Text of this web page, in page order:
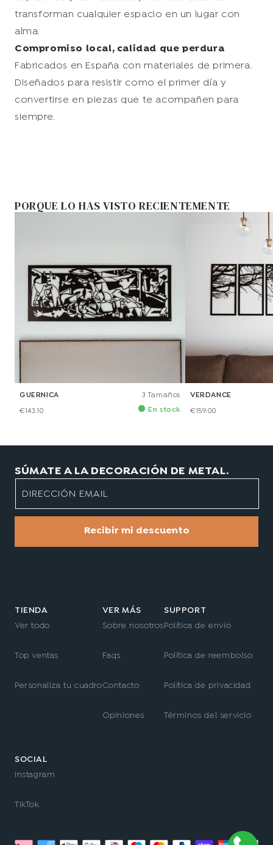
transforman cualquier espacio en un lugar con
alma.
Compromiso local, calidad que perdura
Fabricados en España con materiales de primera.
Diseñados para resistir como el primer día y
convertirse en piezas que te acompañen para
siempre.
PORQUE LO HAS VISTO RECIENTEMENTE
GUERNICA
€143.10
3 Tamaños
En stock
VERDANCE
€159.00
SÚMATE A LA DECORACIÓN DE METAL.
DIRECCIÓN EMAIL
Recibir mi descuento
TIENDA
Ver todo
Top ventas
Personaliza tu cuadro
VER MÁS
Sobre nosotros
Faqs
Contacto
Opiniones
SUPPORT
Política de envío
Política de reembolso
Política de privacidad
Términos del servicio
SOCIAL
Instagram
TikTok